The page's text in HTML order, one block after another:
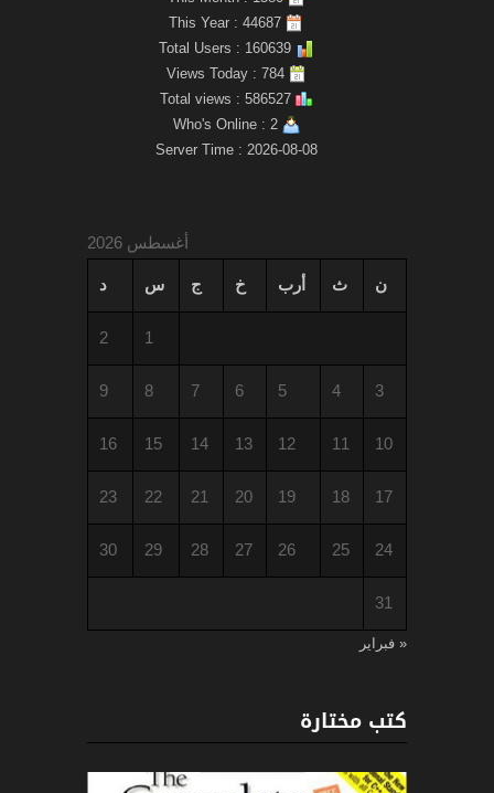
Views Today : 784
Total views : 586527
Who's Online : 2
Server Time : 2026-08-08
أغسطس 2026
ن ث أرب خ ج س د
1
2
3
4
5
6
7
8
9
10
11
12
13
14
15
16
17
18
19
20
21
22
23
24
25
26
27
28
29
30
31
« فبراير
كتب مختارة